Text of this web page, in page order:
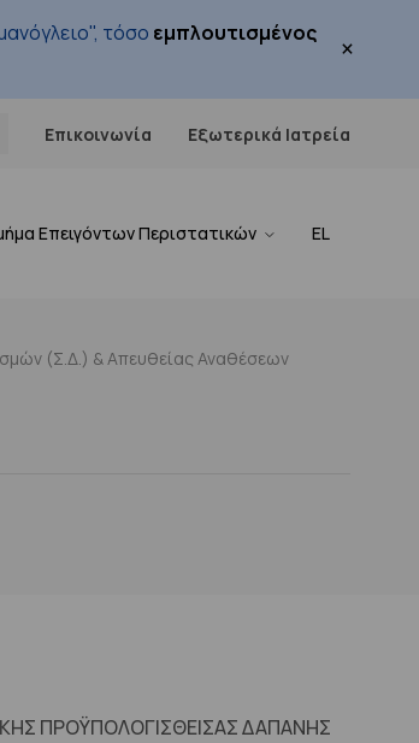
τόσο εμπλουτισμένος
×
Επικοινωνία Εξωτερικά Ιατρεία
Επειγόντων Περιστατικών EL
(Σ.Δ.) & Απευθείας Αναθέσεων
ΠΡΟΫΠΟΛΟΓΙΣΘΕΙΣΑΣ ΔΑΠΑΝΗΣ